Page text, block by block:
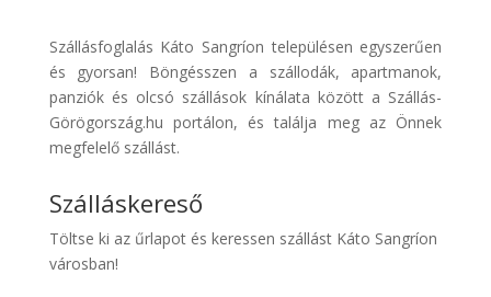
Discover
Cars
Transzfer
Kiwi
Taxi
Szállásfoglalás Káto Sangríon településen egyszerűen
és gyorsan! Böngésszen a szállodák, apartmanok,
panziók és olcsó szállások kínálata között a Szállás-
Görögország.hu portálon, és találja meg az Önnek
megfelelő szállást.
Szálláskereső
Töltse ki az űrlapot és keressen szállást Káto Sangríon
városban!